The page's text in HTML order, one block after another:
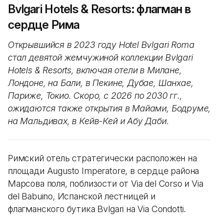
Bvlgari Hotels & Resorts: флагман в
сердце Рима
Открывшийся в 2023 году Hotel Bvlgari Roma
стал девятой жемчужиной коллекции Bvlgari
Hotels & Resorts, включая отели в Милане,
Лондоне, на Бали, в Пекине, Дубае, Шанхае,
Париже, Токио. Скоро, с 2026 по 2030 гг.,
ожидаются также открытия в Майами, Бодруме,
на Мальдивах, в Кейв-Кей и Абу Даби.
Римский отель стратегически расположен на
площади Augusto Imperatore, в сердце района
Марсова поля, поблизости от Via del Corso и Via
del Babuino, Испанской лестницей и
флагманского бутика Bvlgari на Via Condotti.